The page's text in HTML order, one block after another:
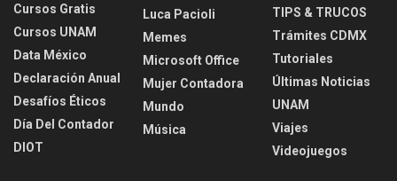
Cursos Gratis
Cursos UNAM
Data México
Declaración Anual
Desafíos Éticos
Día Del Contador
DIOT
Luca Pacioli
Memes
Microsoft Office
Mujer Contadora
Mundo
Música
TIPS & TRUCOS
Trámites CDMX
Tutoriales
Últimas Noticias
UNAM
Viajes
Videojuegos